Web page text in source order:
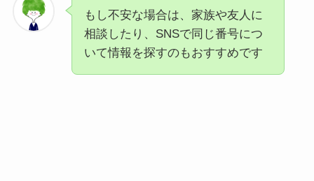
もし不安な場合は、家族や友人に
相談したり、SNSで同じ番号につ
いて情報を探すのもおすすめです